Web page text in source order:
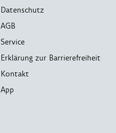
Datenschutz
AGB
Service
Erklärung zur Barrierefreiheit
Kontakt
App